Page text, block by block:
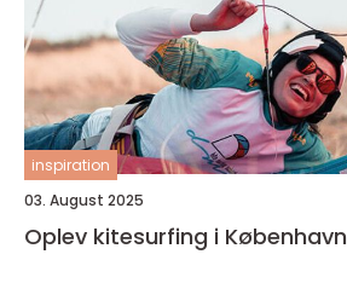
inspiration
03. August 2025
Oplev kitesurfing i København